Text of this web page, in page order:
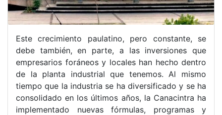
Este crecimiento paulatino, pero constante, se
debe también, en parte, a las inversiones que
empresarios foráneos y locales han hecho dentro
de la planta industrial que tenemos. Al mismo
tiempo que la industria se ha diversificado y se ha
consolidado en los últimos años, la Canacintra ha
implementado nuevas fórmulas, programas y